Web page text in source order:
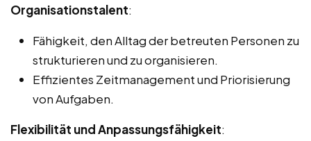
Organisationstalent:
Fähigkeit, den Alltag der betreuten Personen zu
strukturieren und zu organisieren.
Effizientes Zeitmanagement und Priorisierung
von Aufgaben.
Flexibilität und Anpassungsfähigkeit: